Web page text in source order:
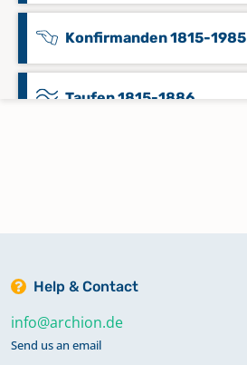
Konfirmanden 1815-1985
Taufen 1815-1886
Zivilstandsregister 1808
Zivilstandsregister 1809
Help & Contact
info@archion.de
Send us an email